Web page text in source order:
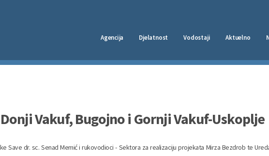
Aktuelno
Vodostaji
Djelatnost
Agencija
Vakuf, Bugojno i Gornji Vakuf-Uskoplje
Save dr. sc. Senad Memić i rukovodioci - Sektora za realizaciju projekata Mirza Bezdrob te